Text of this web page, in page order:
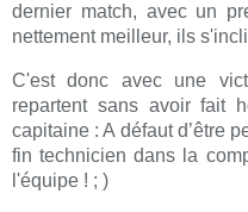
dernier match, avec un
nettement meilleur, ils
C'est donc avec une
repartent sans avoir fait
capitaine : A défaut d’être
fin technicien dans la
l'équipe ! ; )